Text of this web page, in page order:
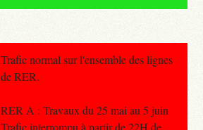
Trafic normal sur l'ensemble des lignes
de RER.
RER A : Travaux du 25 mai au 5 juin
Trafic interrompu à partir de 22H de